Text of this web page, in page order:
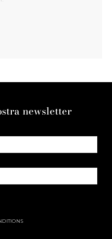
newsletter